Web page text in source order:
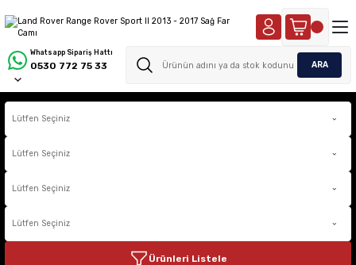
Whatsapp Sipariş Hattı
0530 772 75 33 ARA
Ürünleri Listele